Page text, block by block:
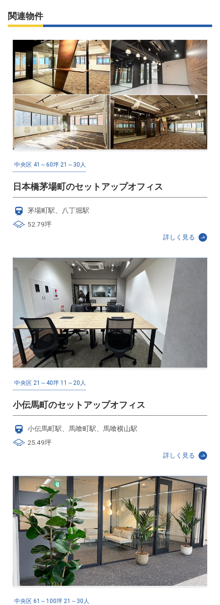
関連物件
中央区 41～60坪 21～30人
日本橋茅場町のセットアップオフィス
茅場町駅、八丁堀駅
52.79坪
詳しく見る
中央区 21～40坪 11～20人
小伝馬町のセットアップオフィス
小伝馬町駅、馬喰町駅、馬喰横山駅
25.49坪
詳しく見る
中央区 61～100坪 21～30人